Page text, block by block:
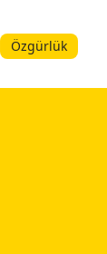
Özgürlük